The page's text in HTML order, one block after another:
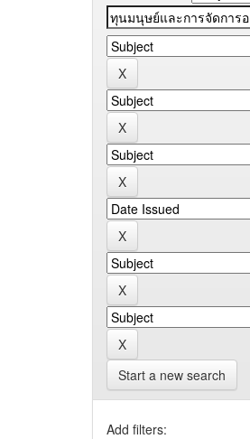
Start a new search
Add filters: